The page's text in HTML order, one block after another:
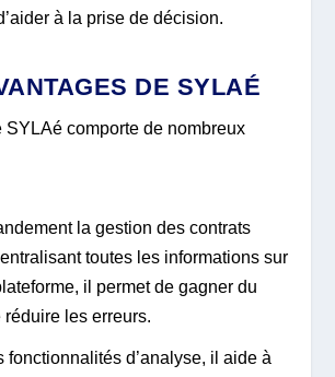
à la prise de décision.
DE SYLAÉ
SYLAé comporte de nombreux
la gestion des contrats
toutes les informations sur
il permet de gagner du
réduire les erreurs.
fonctionnalités d’analyse, il aide à